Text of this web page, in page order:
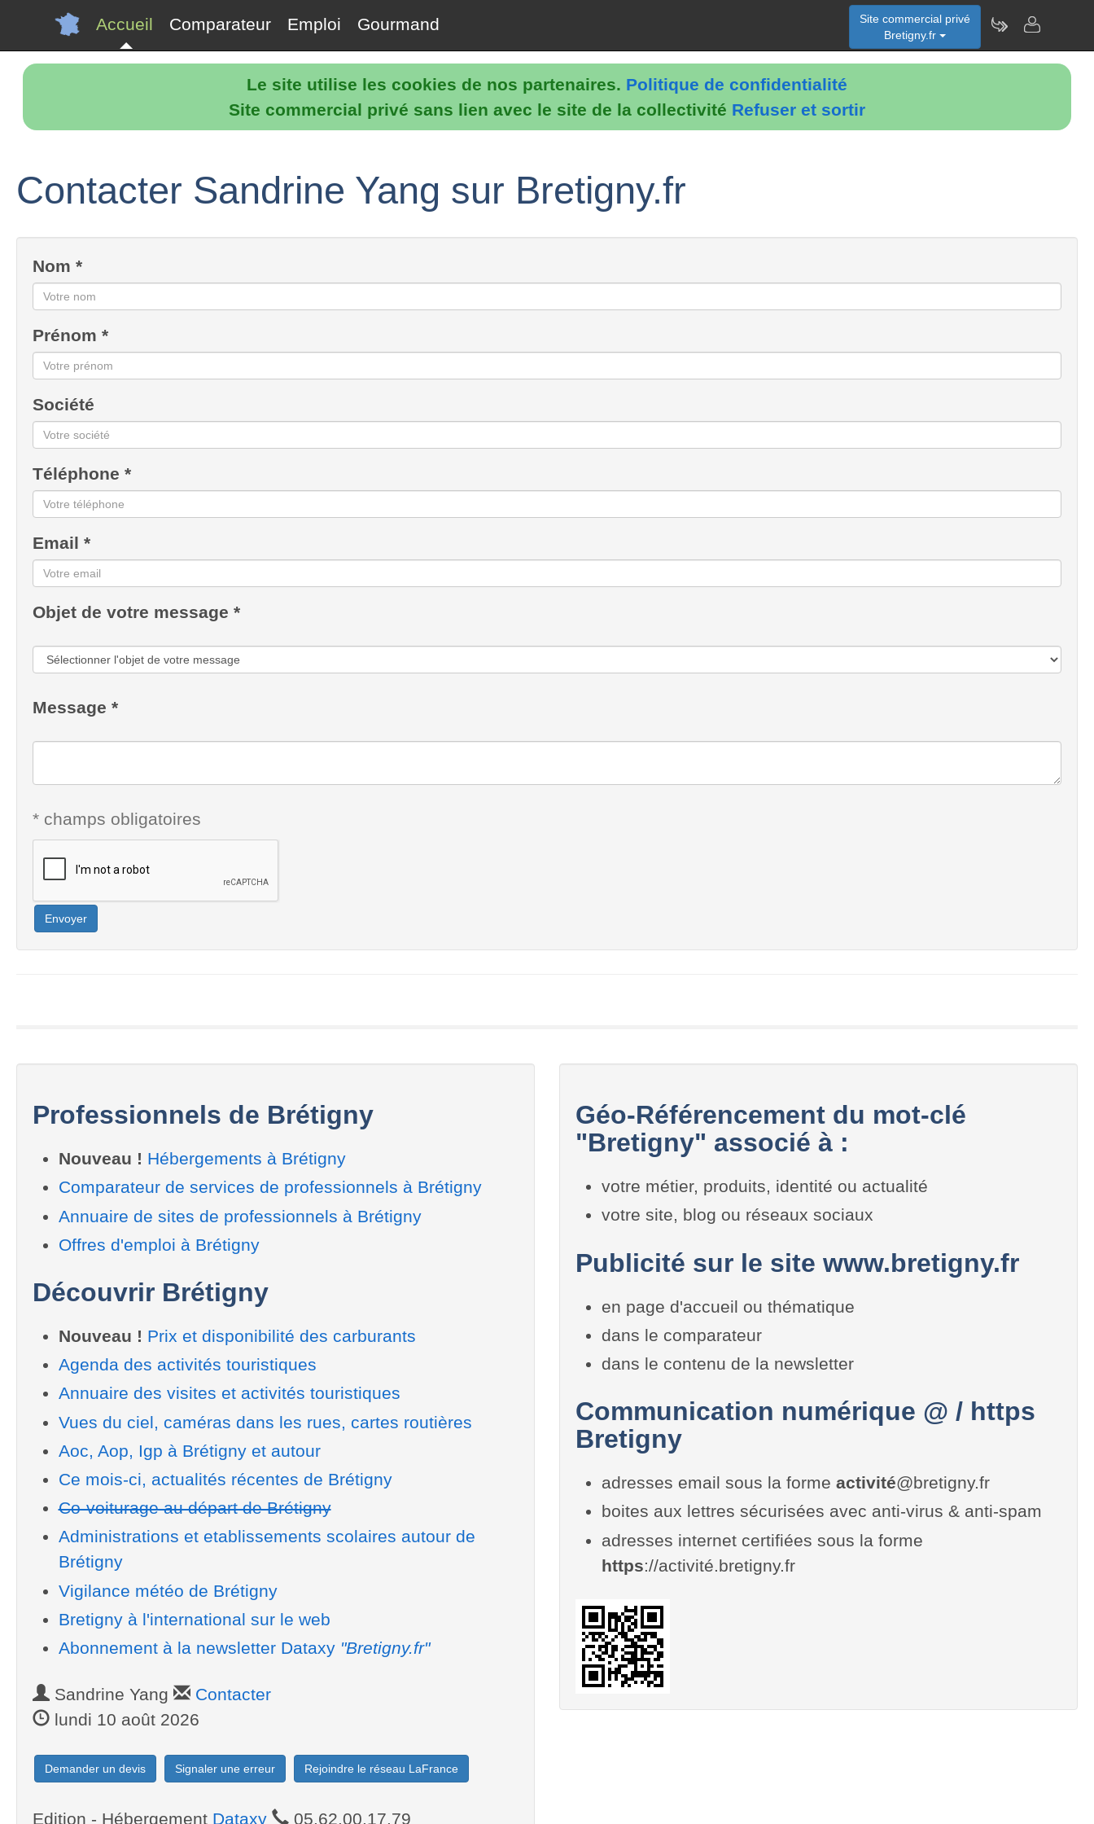
Le site utilise les cookies de nos partenaires. Politique de confidentialité
Site commercial privé sans lien avec le site de la collectivité Refuser et sortir
Accueil Comparateur Emploi Gourmand
Site commercial privé
Bretigny.fr
Contacter Sandrine Yang sur Bretigny.fr
Nom *
Prénom *
Société
Téléphone *
Email *
Objet de votre message *
Message *
* champs obligatoires
Envoyer
Professionnels de Brétigny
Nouveau ! Hébergements à Brétigny
Comparateur de services de professionnels à Brétigny
Annuaire de sites de professionnels à Brétigny
Offres d'emploi à Brétigny
Découvrir Brétigny
Nouveau ! Prix et disponibilité des carburants
Agenda des activités touristiques
Annuaire des visites et activités touristiques
Vues du ciel, caméras dans les rues, cartes routières
Aoc, Aop, Igp à Brétigny et autour
Ce mois-ci, actualités récentes de Brétigny
Co-voiturage au départ de Brétigny
Administrations et etablissements scolaires autour de
Brétigny
Vigilance météo de Brétigny
Bretigny à l'international sur le web
Abonnement à la newsletter Dataxy "Bretigny.fr"
Sandrine Yang
Contacter
lundi 10 août 2026
Demander un devis Signaler une erreur Rejoindre le réseau LaFrance
Edition - Hébergement Dataxy 05.62.00.17.79
Géo-Référencement du mot-clé
"Bretigny" associé à :
votre métier, produits, identité ou actualité
votre site, blog ou réseaux sociaux
Publicité sur le site www.bretigny.fr
en page d'accueil ou thématique
dans le comparateur
dans le contenu de la newsletter
Communication numérique @ / https
Bretigny
adresses email sous la forme activité@bretigny.fr
boites aux lettres sécurisées avec anti-virus & anti-spam
adresses internet certifiées sous la forme
https://activité.bretigny.fr